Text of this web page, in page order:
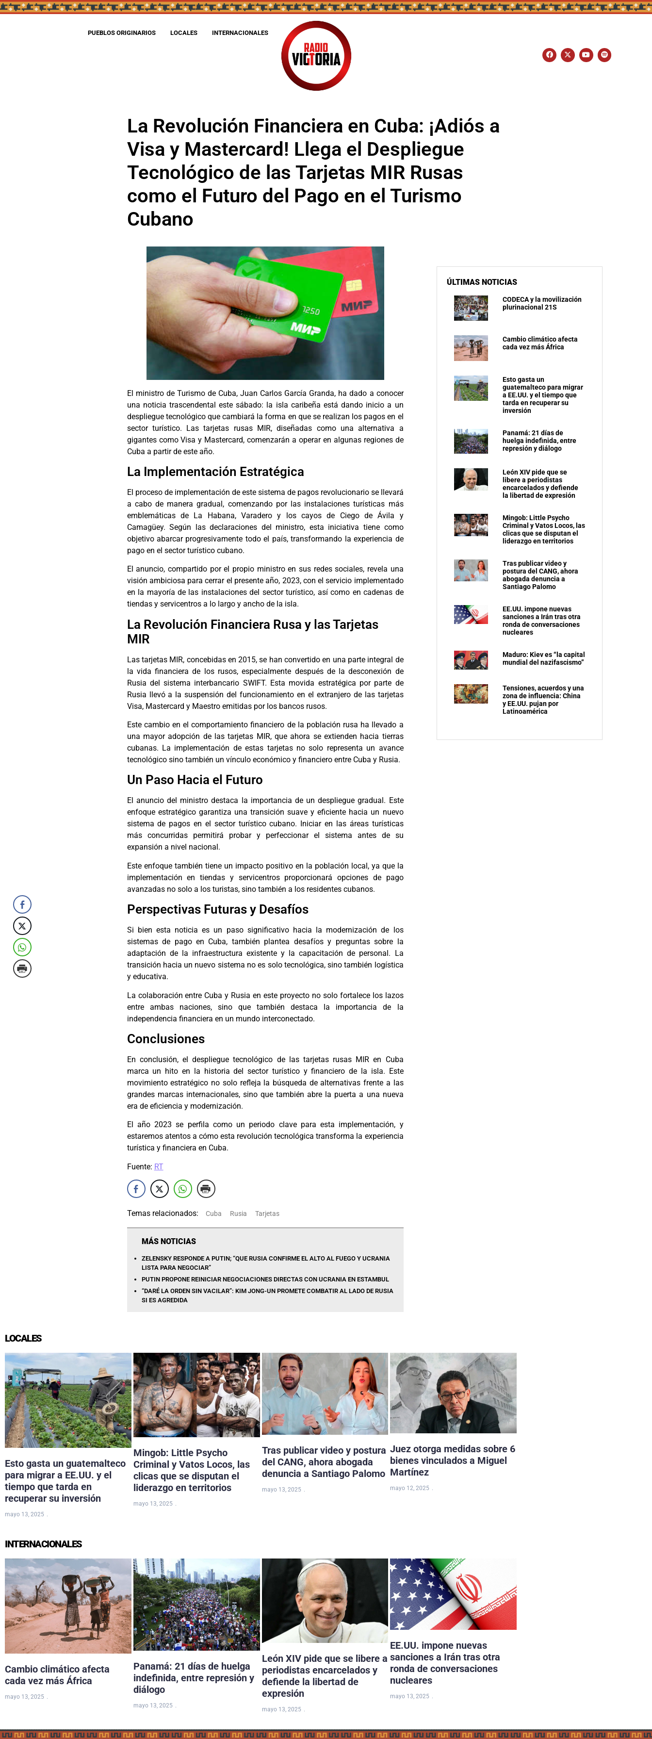
PUEBLOS ORIGINARIOS LOCALES INTERNACIONALES
La Revolución Financiera en Cuba: ¡Adiós a
Visa y Mastercard! Llega el Despliegue
Tecnológico de las Tarjetas MIR Rusas
como el Futuro del Pago en el Turismo
Cubano
El ministro de Turismo de Cuba, Juan Carlos García Granda, ha dado a conocer
una noticia trascendental este sábado: la isla caribeña está dando inicio a un
despliegue tecnológico que cambiará la forma en que se realizan los pagos en el
sector turístico. Las tarjetas rusas MIR, diseñadas como una alternativa a
gigantes como Visa y Mastercard, comenzarán a operar en algunas regiones de
Cuba a partir de este año.
La Implementación Estratégica
El proceso de implementación de este sistema de pagos revolucionario se llevará
a cabo de manera gradual, comenzando por las instalaciones turísticas más
emblemáticas de La Habana, Varadero y los cayos de Ciego de Ávila y
Camagüey. Según las declaraciones del ministro, esta iniciativa tiene como
objetivo abarcar progresivamente todo el país, transformando la experiencia de
pago en el sector turístico cubano.
El anuncio, compartido por el propio ministro en sus redes sociales, revela una
visión ambiciosa para cerrar el presente año, 2023, con el servicio implementado
en la mayoría de las instalaciones del sector turístico, así como en cadenas de
tiendas y servicentros a lo largo y ancho de la isla.
La Revolución Financiera Rusa y las Tarjetas
MIR
Las tarjetas MIR, concebidas en 2015, se han convertido en una parte integral de
la vida financiera de los rusos, especialmente después de la desconexión de
Rusia del sistema interbancario SWIFT. Esta movida estratégica por parte de
Rusia llevó a la suspensión del funcionamiento en el extranjero de las tarjetas
Visa, Mastercard y Maestro emitidas por los bancos rusos.
Este cambio en el comportamiento financiero de la población rusa ha llevado a
una mayor adopción de las tarjetas MIR, que ahora se extienden hacia tierras
cubanas. La implementación de estas tarjetas no solo representa un avance
tecnológico sino también un vínculo económico y financiero entre Cuba y Rusia.
Un Paso Hacia el Futuro
El anuncio del ministro destaca la importancia de un despliegue gradual. Este
enfoque estratégico garantiza una transición suave y eficiente hacia un nuevo
sistema de pagos en el sector turístico cubano. Iniciar en las áreas turísticas
más concurridas permitirá probar y perfeccionar el sistema antes de su
expansión a nivel nacional.
Este enfoque también tiene un impacto positivo en la población local, ya que la
implementación en tiendas y servicentros proporcionará opciones de pago
avanzadas no solo a los turistas, sino también a los residentes cubanos.
Perspectivas Futuras y Desafíos
Si bien esta noticia es un paso significativo hacia la modernización de los
sistemas de pago en Cuba, también plantea desafíos y preguntas sobre la
adaptación de la infraestructura existente y la capacitación de personal. La
transición hacia un nuevo sistema no es solo tecnológica, sino también logística
y educativa.
La colaboración entre Cuba y Rusia en este proyecto no solo fortalece los lazos
entre ambas naciones, sino que también destaca la importancia de la
independencia financiera en un mundo interconectado.
Conclusiones
En conclusión, el despliegue tecnológico de las tarjetas rusas MIR en Cuba
marca un hito en la historia del sector turístico y financiero de la isla. Este
movimiento estratégico no solo refleja la búsqueda de alternativas frente a las
grandes marcas internacionales, sino que también abre la puerta a una nueva
era de eficiencia y modernización.
El año 2023 se perfila como un periodo clave para esta implementación, y
estaremos atentos a cómo esta revolución tecnológica transforma la experiencia
turística y financiera en Cuba.
Fuente: RT
Temas relacionados: Cuba Rusia Tarjetas
MÁS NOTICIAS
ZELENSKY RESPONDE A PUTIN; “QUE RUSIA CONFIRME EL ALTO AL FUEGO Y UCRANIA
LISTA PARA NEGOCIAR”
PUTIN PROPONE REINICIAR NEGOCIACIONES DIRECTAS CON UCRANIA EN ESTAMBUL
“DARÉ LA ORDEN SIN VACILAR”: KIM JONG-UN PROMETE COMBATIR AL LADO DE RUSIA
SI ES AGREDIDA
ÚLTIMAS NOTICIAS
CODECA y la movilización
plurinacional 21S
Cambio climático afecta
cada vez más África
Esto gasta un
guatemalteco para migrar
a EE.UU. y el tiempo que
tarda en recuperar su
inversión
Panamá: 21 días de
huelga indefinida, entre
represión y diálogo
León XIV pide que se
libere a periodistas
encarcelados y defiende
la libertad de expresión
Mingob: Little Psycho
Criminal y Vatos Locos, las
clicas que se disputan el
liderazgo en territorios
Tras publicar video y
postura del CANG, ahora
abogada denuncia a
Santiago Palomo
EE.UU. impone nuevas
sanciones a Irán tras otra
ronda de conversaciones
nucleares
Maduro: Kiev es “la capital
mundial del nazifascismo”
Tensiones, acuerdos y una
zona de influencia: China
y EE.UU. pujan por
Latinoamérica
LOCALES
Esto gasta un guatemalteco
para migrar a EE.UU. y el
tiempo que tarda en
recuperar su inversión
mayo 13, 2025
Mingob: Little Psycho
Criminal y Vatos Locos, las
clicas que se disputan el
liderazgo en territorios
mayo 13, 2025
Tras publicar video y postura
del CANG, ahora abogada
denuncia a Santiago Palomo
mayo 13, 2025
Juez otorga medidas sobre 6
bienes vinculados a Miguel
Martínez
mayo 12, 2025
INTERNACIONALES
Cambio climático afecta
cada vez más África
mayo 13, 2025
Panamá: 21 días de huelga
indefinida, entre represión y
diálogo
mayo 13, 2025
León XIV pide que se libere a
periodistas encarcelados y
defiende la libertad de
expresión
mayo 13, 2025
EE.UU. impone nuevas
sanciones a Irán tras otra
ronda de conversaciones
nucleares
mayo 13, 2025